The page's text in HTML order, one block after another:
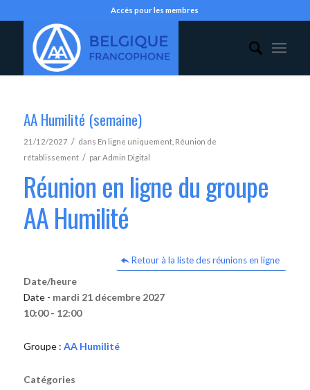
Accès pour les membres
AA Humilité (semaine)
21/12/2027 / dans En ligne uniquement, Réunion de
rétablissement / parAdmin Digital
Réunion en ligne du groupe
AA Humilité
Retour à la liste des réunions en ligne
Date/heure
Date - mardi 21 décembre 2027
10:00 - 12:00
Groupe : AA Humilité
Catégories